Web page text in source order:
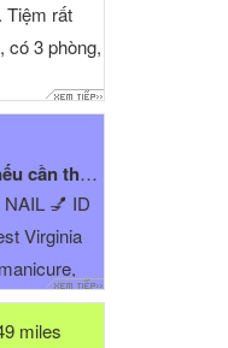
Tiệm rất
có 3 phòng,
theo tay...
💅 ID
Virginia
miles